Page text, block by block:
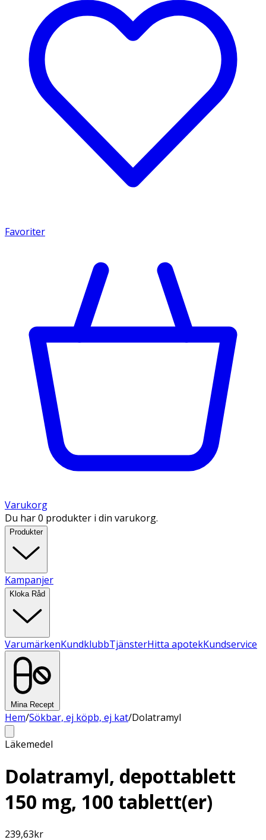
Favoriter
Varukorg
Du har 0 produkter i din varukorg.
Produkter
Kampanjer
Kloka Råd
VarumärkenKundklubbTjänsterHitta apotekKundservice
Mina Recept
Hem/Sökbar, ej köpb, ej kat/Dolatramyl
Läkemedel
Dolatramyl, depottablett
150 mg, 100 tablett(er)
239,63kr